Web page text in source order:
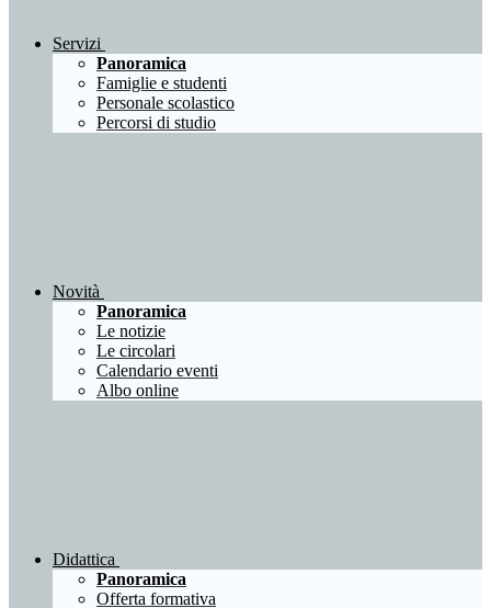
Servizi
Panoramica
Famiglie e studenti
Personale scolastico
Percorsi di studio
Novità
Panoramica
Le notizie
Le circolari
Calendario eventi
Albo online
Didattica
Panoramica
Offerta formativa